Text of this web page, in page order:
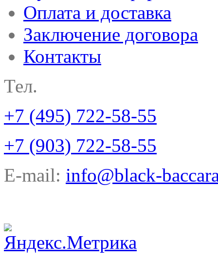
Оплата и доставка
Заключение договора
Контакты
Тел.
+7 (495) 722-58-55
+7 (903) 722-58-55
E-mail: info@black-